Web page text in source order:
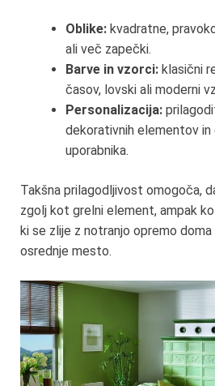
Oblike: kvadratne,
ali več zapečki.
Barve in vzorci: klasični
časov, lovski ali moderni
Personalizacija:
dekorativnih elementov in
uporabnika.
Takšna prilagodljivost omogoča,
zgolj kot grelni element, ampak
ki se zlije z notranjo opremo doma
osrednje mesto.